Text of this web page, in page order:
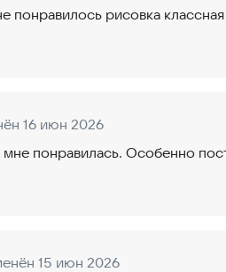
понравилось рисовка
16 июн 2026
мне понравилась. Особенно
15 июн 2026